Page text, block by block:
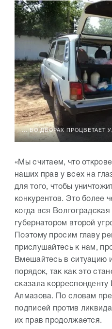
... ВО ДВОРАХ ПРОЦВЕТАЕТ
«Мы считаем, что
наших прав у всех на
для того, чтобы
конкурентов. Это более
когда вся
губернатором второй
Поэтому просим главу
прислушайтесь к нам,
Вмешайтесь в ситуацию
порядок, так как это
сказала
Алмазова. По словам
подписей против
их прав